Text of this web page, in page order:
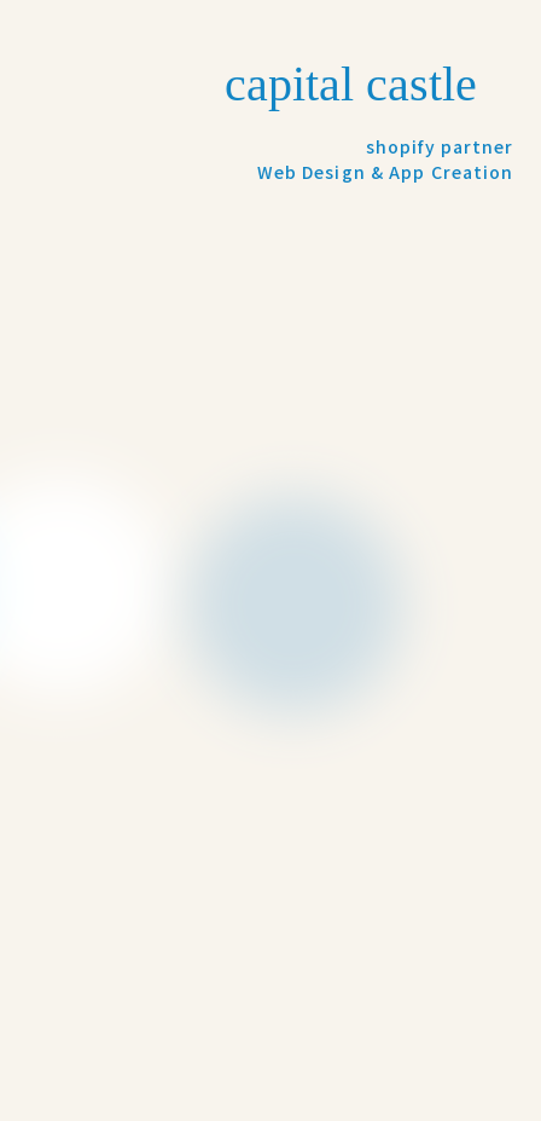
shopify partner
Web Design & App Creation